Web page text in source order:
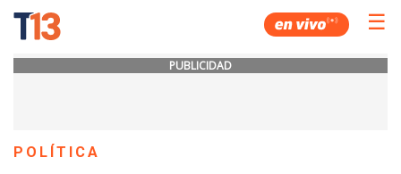
☰
PUBLICIDAD
POLÍTICA